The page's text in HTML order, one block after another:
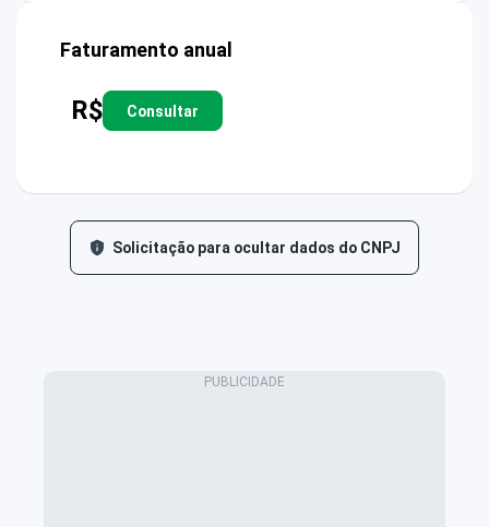
Faturamento anual
R$ Consultar
Solicitação para ocultar dados do CNPJ